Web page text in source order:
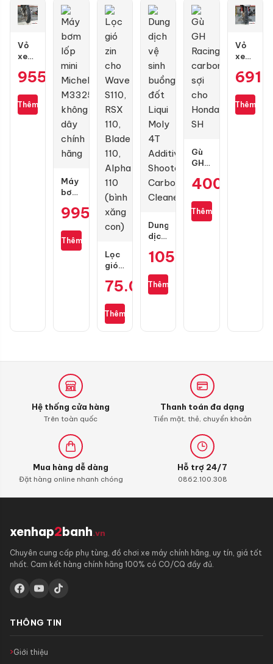
Vỏ
xe
GT601
110/70-
17
955.000₫
Thêm
Máy
bơm
mini
M3325
không
995.000
Thêm
Lọc
gió
cho
S110,
RSX
con)
75.000₫
Thêm
Dung
dịch
sinh
đốt
Liqui
105.000
Thêm
Gù
GH
carbon
cho
Honda
400.000
Thêm
Vỏ
xe
TT902
80/90-
17
Thêm
Hệ thống cửa hàng
Trên toàn quốc
Thanh toán đa dạng
Tiền mặt, thẻ, chuyển khoản
Mua hàng dễ dàng
Đặt hàng online nhanh chóng
Hỗ trợ 24/7
0862.100.308
xenhap2banh.vn
Chuyên cung cấp phụ tùng, đồ chơi xe máy chính hãng, uy tín, giá tốt
nhất. Cam kết hàng chính hãng 100% có CO/CQ đầy đủ.
THÔNG TIN
Giới thiệu